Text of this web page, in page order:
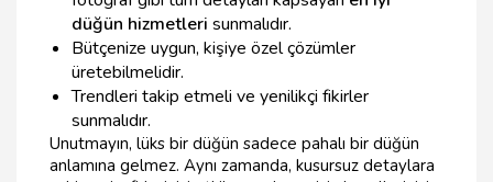
düğün hizmetleri sunmalıdır.
Bütçenize uygun, kişiye özel çözümler
üretebilmelidir.
Trendleri takip etmeli ve yenilikçi fikirler
sunmalıdır.
Unutmayın, lüks bir düğün sadece pahalı bir düğün
anlamına gelmez. Aynı zamanda, kusursuz detaylara